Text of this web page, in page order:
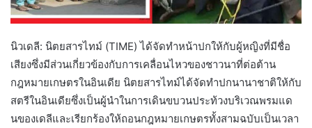
นิวเดลี: นิตยสารไทม์ (TIME) ได้จัดทำหน้าปกให้กับผู้หญิงที่มีชื่อ
เสียงซึ่งมีส่วนเกี่ยวข้องกับการเคลื่อนไหวของชาวนาที่ต่อต้าน
กฎหมายเกษตรในอินเดีย นิตยสารไทม์ได้จัดทำปกนานาชาติให้กับ
สตรีในอินเดียซึ่งเป็นผู้นำในการเดินขบวนประท้วงบริเวณพรมแด
นของเดลีและเรียกร้องให้ถอนกฎหมายเกษตรทั้งสามฉบับเป็นเวลา